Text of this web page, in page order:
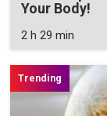
Your Body!
2 h 29 min